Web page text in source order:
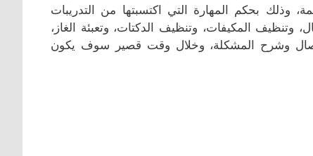
وذلك بحكم المهارة التي اكتسبتها من التدريبات
وتنظيف المكيفات، وتنظيف الدكتات، وتعبئة الغاز،
وشرح المشكلة، وخلال وقت قصير سوف يكون